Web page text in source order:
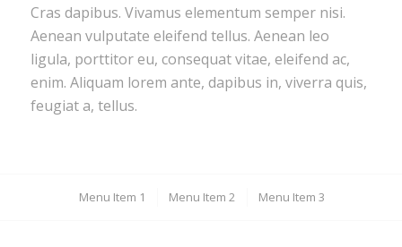
Cras dapibus. Vivamus elementum semper nisi.
Aenean vulputate eleifend tellus. Aenean leo
ligula, porttitor eu, consequat vitae, eleifend ac,
enim. Aliquam lorem ante, dapibus in, viverra quis,
feugiat a, tellus.
Menu Item 1 Menu Item 2 Menu Item 3